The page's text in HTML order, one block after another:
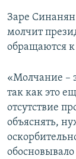
Заре
молчит
обращаются
«Молчание –
так как это
отсутствие
объяснять,